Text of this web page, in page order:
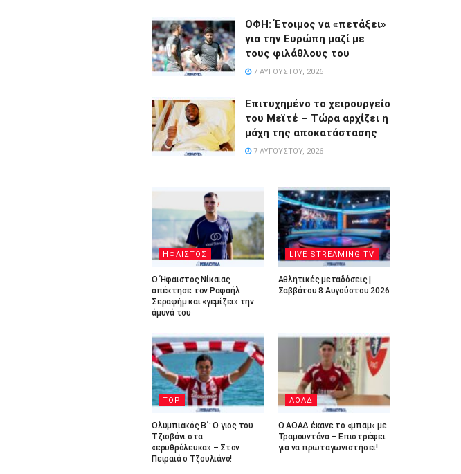
ΟΦΗ: Έτοιμος να «πετάξει»
για την Ευρώπη μαζί με
τους φιλάθλους του
7 ΑΥΓΟΎΣΤΟΥ, 2026
Επιτυχημένο το χειρουργείο
του Μεϊτέ – Τώρα αρχίζει η
μάχη της αποκατάστασης
7 ΑΥΓΟΎΣΤΟΥ, 2026
ΗΦΑΙΣΤΟΣ
Ο Ήφαιστος Νίκαιας
απέκτησε τον Ραφαήλ
Σεραφήμ και «γεμίζει» την
άμυνά του
LIVE STREAMING TV
Αθλητικές μεταδόσεις |
Σαββάτου 8 Αυγούστου 2026
TOP
Ολυμπιακός Β΄: Ο γιος του
Τζιοβάνι στα
«ερυθρόλευκα» – Στον
Πειραιά ο Τζουλιάνο!
ΑΟΑΔ
Ο ΑΟΑΔ έκανε το «μπαμ» με
Τραμουντάνα – Επιστρέφει
για να πρωταγωνιστήσει!